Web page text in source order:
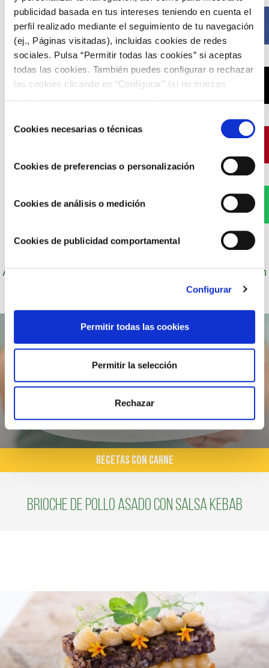
publicidad basada en tus intereses teniendo en cuenta el
perfil realizado mediante el seguimiento de tu navegación
(ej., Páginas visitadas), incluidas cookies de redes
sociales. Pulsa “Permitir todas las cookies” si aceptas
todas las cookies. También puedes configurar o rechazar
las cookies clicando en “Configurar” (si no marcas
COOKIES.
deCookies necesarias o técnicas
Cookies de preferencias o personalización
Cookies de análisis o medición
Cookies de publicidad comportamental
Configurar
Permitir todas las cookies
Permitir la selección
Rechazar
Facebook
X
WhatsApp
Autor: Cocineros de Choví, expertos en recetas con
salsas para el disfrute.
RECETAS CON CARNE
Brioche de Pollo Asado con Salsa Kebab